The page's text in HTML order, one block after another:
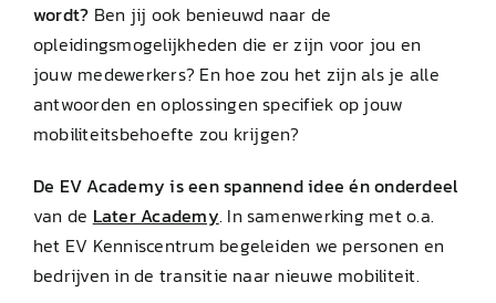
wordt? Ben jij ook benieuwd naar de
opleidingsmogelijkheden die er zijn voor jou en
jouw medewerkers? En hoe zou het zijn als je alle
antwoorden en oplossingen specifiek op jouw
mobiliteitsbehoefte zou krijgen?
De EV Academy is een spannend idee én onderdeel
van de Later Academy. In samenwerking met o.a.
het EV Kenniscentrum begeleiden we personen en
bedrijven in de transitie naar nieuwe mobiliteit.